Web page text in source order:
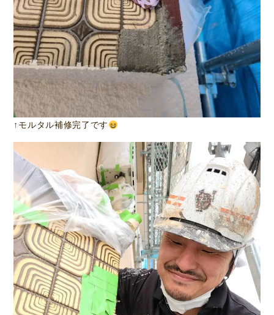
↑モルタル補修完了です